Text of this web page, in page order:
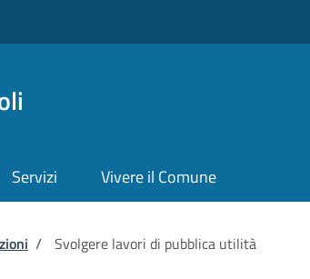
Servizi Vivere il Comune
/ Svolgere lavori di pubblica utilità